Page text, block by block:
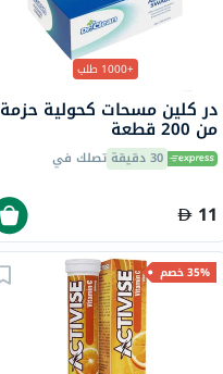
+1000 طلب
در كلين مسحات كحولية حزمة
من 200 قطعة
30 دقيقة تصلك في
11
35% خصم